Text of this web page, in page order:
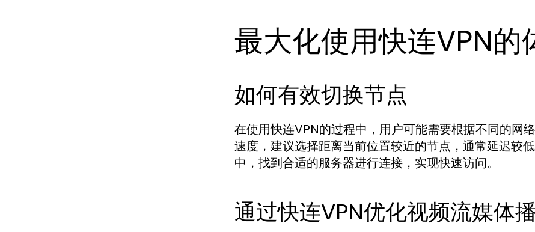
最大化使用快连VPN的
如何有效切换节点
在使用快连VPN的过程中，用户可能需要根据不同的网
速度，建议选择距离当前位置较近的节点，通常延迟较
中，找到合适的服务器进行连接，实现快速访问。
通过快连VPN优化视频流媒体